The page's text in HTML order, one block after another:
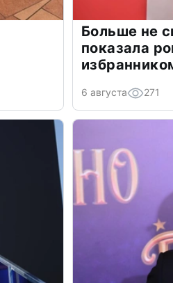
Больше не
показала
6 августа 271